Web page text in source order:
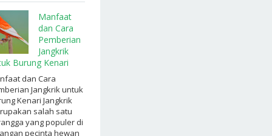
Manfaat
dan Cara
Pemberian
Jangkrik
Burung Kenari
dan Cara
Jangkrik untuk
Kenari Jangkrik
salah satu
yang populer di
pecinta hewan